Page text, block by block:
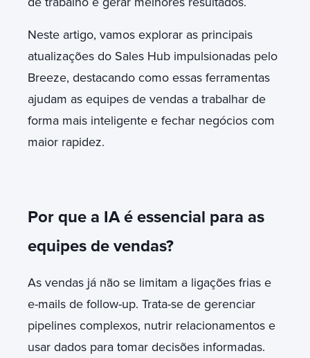
Neste artigo, vamos explorar as principais
atualizações do Sales Hub impulsionadas pelo
Breeze, destacando como essas ferramentas
ajudam as equipes de vendas a trabalhar de
forma mais inteligente e fechar negócios com
maior rapidez.
Por que a IA é essencial para as
equipes de vendas?
As vendas já não se limitam a ligações frias e
e-mails de follow-up. Trata-se de gerenciar
pipelines complexos, nutrir relacionamentos e
usar dados para tomar decisões informadas.